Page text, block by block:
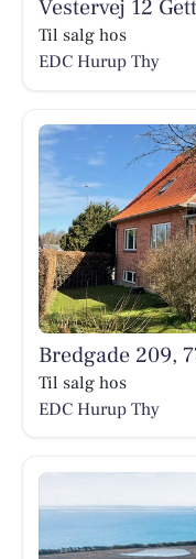
Vestervej 12
Til salg hos
EDC Hurup Thy
Bredgade 209,
Til salg hos
EDC Hurup Thy